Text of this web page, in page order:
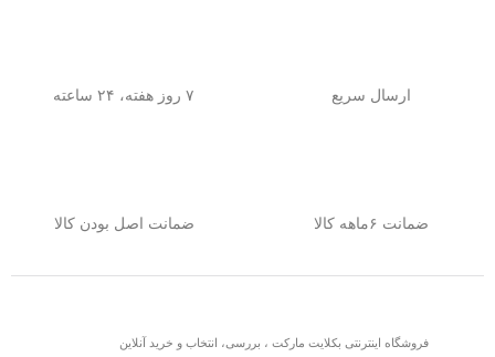
ارسال سریع ۷ روز هفته، ۲۴ ساعته
ضمانت ۶ماهه کالا ضمانت اصل بودن کالا
فروشگاه اینترنتی بکلایت مارکت ، بررسی، انتخاب و خرید آنلاین